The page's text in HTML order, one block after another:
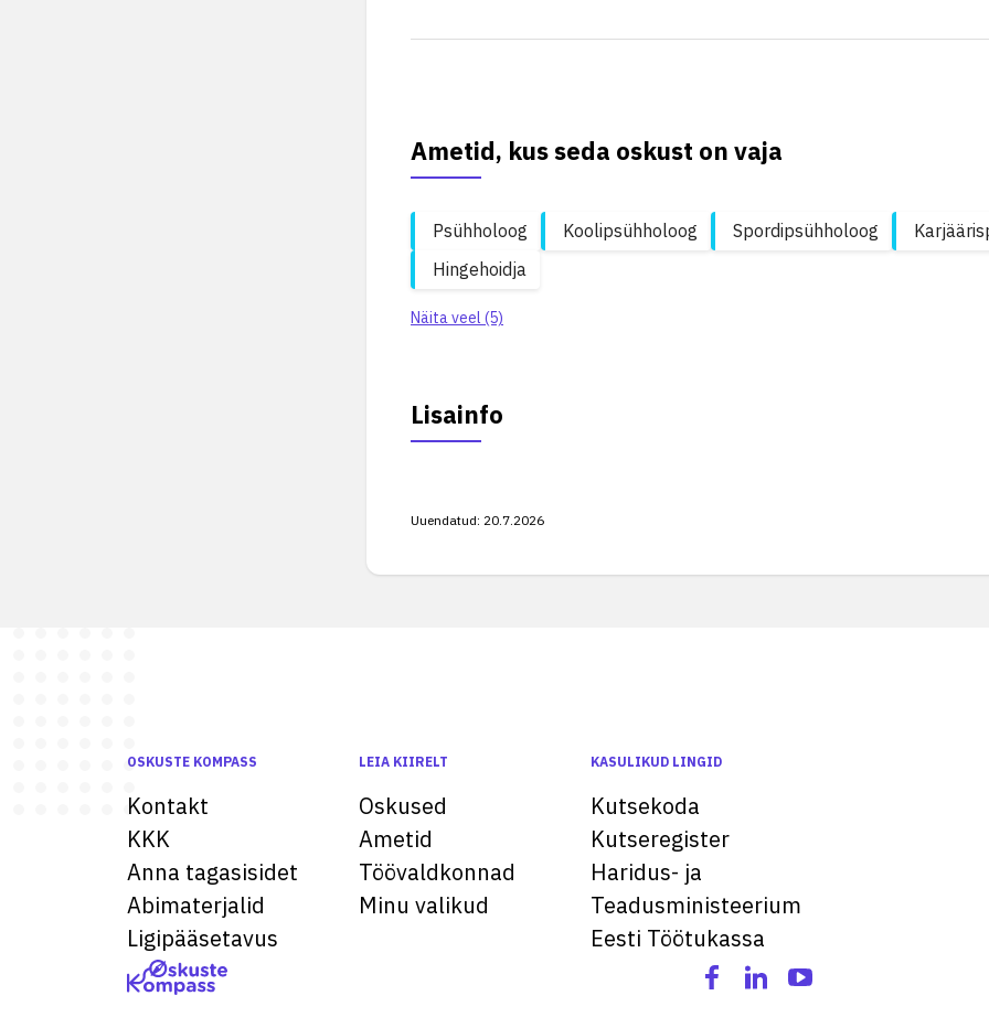
Ametid, kus seda oskust on vaja
Psühholoog Koolipsühholoog Spordipsühholoog
Hingehoidja
Näita veel (5)
Lisainfo
Uuendatud: 20.7.2026
OSKUSTE KOMPASS
Kontakt
KKK
Anna tagasisidet
Abimaterjalid
Ligipääsetavus
LEIA KIIRELT
Oskused
Ametid
Töövaldkonnad
Minu valikud
KASULIKUD LINGID
Kutsekoda
Kutseregister
Haridus- ja
Teadusministeerium
Eesti Töötukassa